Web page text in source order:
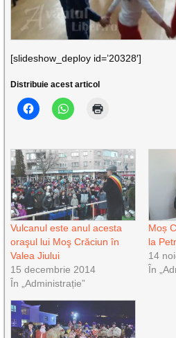
[slideshow_deploy id=’20328′]
Distribuie acest articol
Vulcanul este anul acesta
oraşul lui Moş Crăciun în
Valea Jiului
15 decembrie 2014
În „Administrație”
Moș
la
14
În